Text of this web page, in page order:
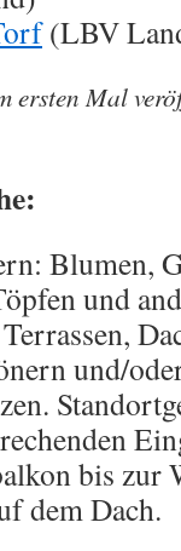
(LBV
ersten Mal
Blumen,
und
und/
bis zur
dem Dach.